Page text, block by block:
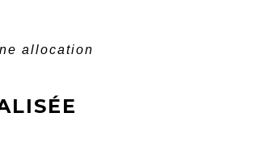
allocation